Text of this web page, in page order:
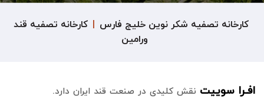
کارخانه تصفیه شکر نوین خلیج فارس
کارخانه تصفیه قند
ورامین
افـرا سوییت نقش کلیدی در صنعت قند ایران دارد.